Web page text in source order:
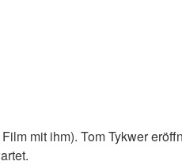
mit ihm). Tom Tykwer